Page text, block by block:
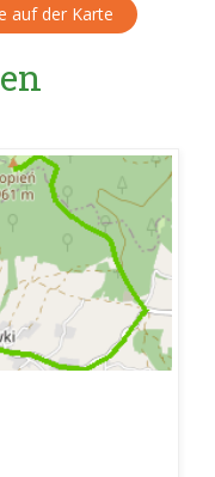
auf der Karte